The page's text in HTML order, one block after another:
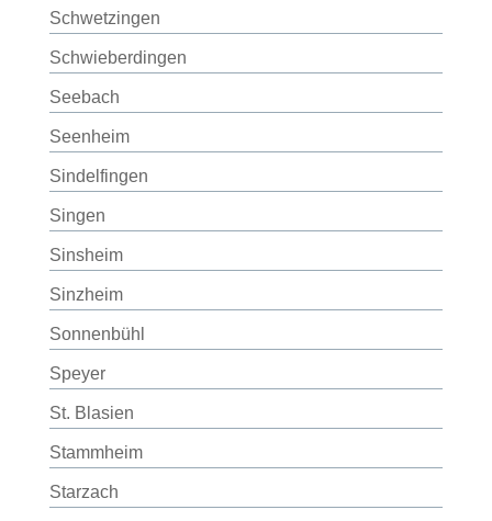
Schwetzingen
Schwieberdingen
Seebach
Seenheim
Sindelfingen
Singen
Sinsheim
Sinzheim
Sonnenbühl
Speyer
St. Blasien
Stammheim
Starzach